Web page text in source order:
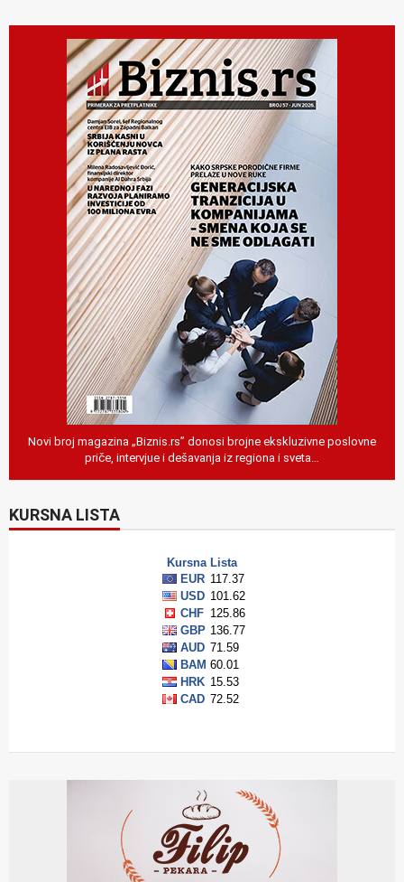
Novi broj magazina „Biznis.rs” donosi brojne ekskluzivne poslovne
priče, intervjue i dešavanja iz regiona i sveta…
KURSNA LISTA